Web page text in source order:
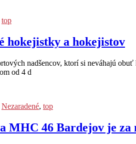
top
hokejistky a hokejistov
nadšencov, ktorí si neváhajú
od 4 d
Nezaradené, top
MHC 46 Bardejov je za